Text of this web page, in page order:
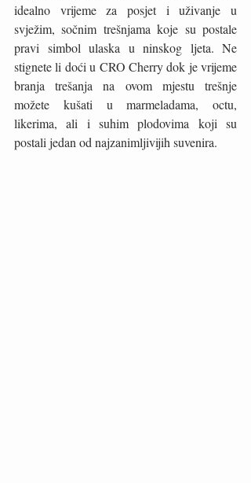
idealno vrijeme za posjet i uživanje u
svježim, sočnim trešnjama koje su postale
pravi simbol ulaska u ninskog ljeta. Ne
stignete li doći u CRO Cherry dok je vrijeme
branja trešanja na ovom mjestu trešnje
možete kušati u marmeladama, octu,
likerima, ali i suhim plodovima koji su
postali jedan od najzanimljivijih suvenira.